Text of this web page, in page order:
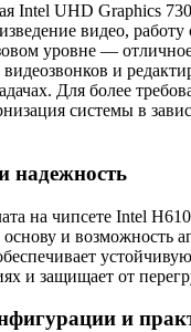
Intel UHD Graphics
видео,
уровне —
и
Для более
системы в
надежность
на чипсете Intel
и возможность
и защищает от
и